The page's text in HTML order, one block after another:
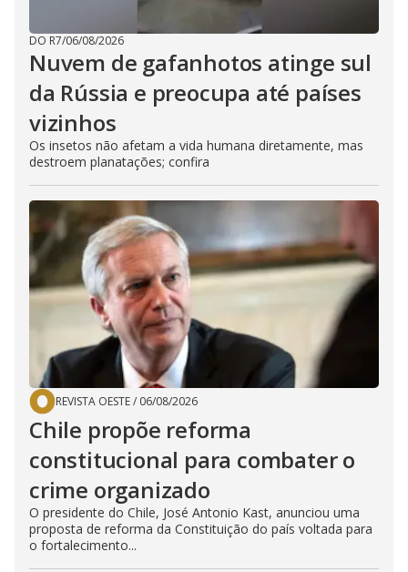
DO R7/06/08/2026
Nuvem de gafanhotos atinge sul
da Rússia e preocupa até países
vizinhos
Os insetos não afetam a vida humana diretamente, mas
destroem planatações; confira
REVISTA OESTE/ 06/08/2026
Chile propõe reforma
constitucional para combater o
crime organizado
O presidente do Chile, José Antonio Kast, anunciou uma
proposta de reforma da Constituição do país voltada para
o fortalecimento...